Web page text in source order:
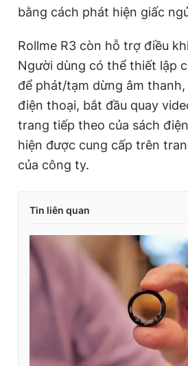
bằng cách phát hiện giấc
Rollme R3 còn hỗ trợ điều
Người dùng có thể thiết lập
để phát/tạm dừng âm
điện thoại, bắt đầu quay
trang tiếp theo của sách
hiện được cung cấp trên
của công ty.
Tin liên quan